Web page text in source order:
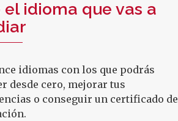
el idioma que vas a
idiomas con los que podrás
desde cero, mejorar tus
o conseguir un certificado de